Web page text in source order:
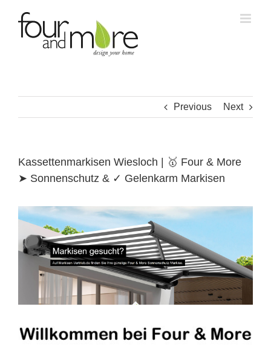
content
Previous Next
Kassettenmarkisen Wiesloch | 🥇 Four & More
➤ Sonnenschutz & ✓ Gelenkarm Markisen